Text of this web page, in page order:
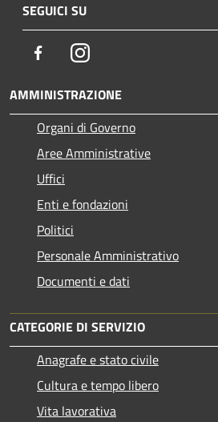
SEGUICI SU
FacebookInstagram
AMMINISTRAZIONE
Organi di Governo
Aree Amministrative
Uffici
Enti e fondazioni
Politici
Personale Amministrativo
Documenti e dati
CATEGORIE DI SERVIZIO
Anagrafe e stato civile
Cultura e tempo libero
Vita lavorativa